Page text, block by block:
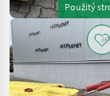
Použitý